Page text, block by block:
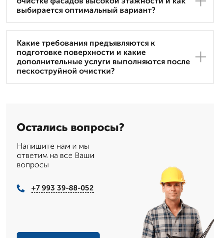
выбирается оптимальный вариант?
Какие требования предъявляются к
подготовке поверхности и какие
дополнительные услуги выполняются после
пескоструйной очистки?
Остались вопросы?
Напишите нам и мы
ответим на все Ваши
вопросы
+7 993 39-88-052